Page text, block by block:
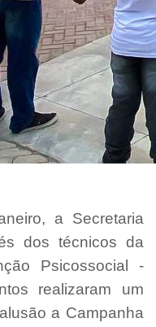
a Secretaria
dos técnicos da
Psicossocial -
realizaram um
a Campanha